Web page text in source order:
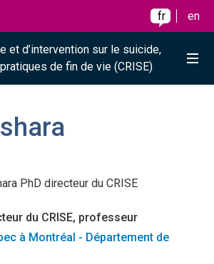
principal
fr en
et d’intervention sur le suicide,
de fin de vie (CRISE)
du CRISE, professeur
à Montréal - Département de